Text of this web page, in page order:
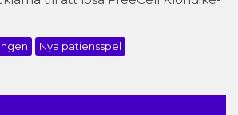
Nya patiensspel